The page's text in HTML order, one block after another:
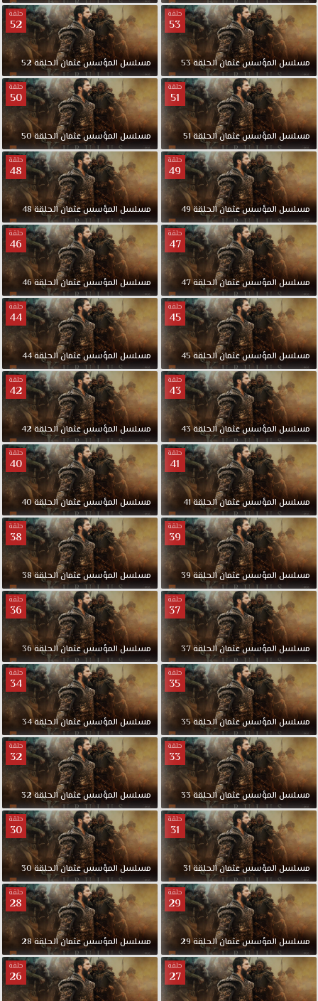
حلقة
53
مسلسل المؤسسعثمانالحلقة53
حلقة
52
مسلسل المؤسسعثمانالحلقة52
حلقة
51
مسلسل المؤسسعثمانالحلقة51
حلقة
50
مسلسل المؤسسعثمانالحلقة50
حلقة
49
مسلسل المؤسسعثمانالحلقة49
حلقة
48
مسلسل المؤسسعثمانالحلقة48
حلقة
47
مسلسل المؤسسعثمانالحلقة47
حلقة
46
مسلسل المؤسسعثمانالحلقة46
حلقة
45
مسلسل المؤسسعثمانالحلقة45
حلقة
44
مسلسل المؤسسعثمانالحلقة44
حلقة
43
مسلسل المؤسسعثمانالحلقة43
حلقة
42
مسلسل المؤسسعثمانالحلقة42
حلقة
41
مسلسل المؤسسعثمانالحلقة41
حلقة
40
مسلسل المؤسسعثمانالحلقة40
حلقة
39
مسلسل المؤسسعثمانالحلقة39
حلقة
38
مسلسل المؤسسعثمانالحلقة38
حلقة
37
مسلسل المؤسسعثمانالحلقة37
حلقة
36
مسلسل المؤسسعثمانالحلقة36
حلقة
35
مسلسل المؤسسعثمانالحلقة35
حلقة
34
مسلسل المؤسسعثمانالحلقة34
حلقة
33
مسلسل المؤسسعثمانالحلقة33
حلقة
32
مسلسل المؤسسعثمانالحلقة32
حلقة
31
مسلسل المؤسسعثمانالحلقة31
حلقة
30
مسلسل المؤسسعثمانالحلقة30
حلقة
29
مسلسل المؤسسعثمانالحلقة29
حلقة
28
مسلسل المؤسسعثمانالحلقة28
حلقة
27
حلقة
26